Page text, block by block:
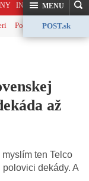
INDEX SVET
HĽADAJMENU
Politika Ekonomika
POST.sk
až
ten Telco
dekády. A